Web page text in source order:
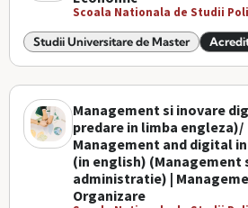
Scoala Nationala de Studii
Studii Universitare de Master
Management si inovare
predare in limba engleza)/
Management and digital
(in english) (Management
administratie) |
Organizare